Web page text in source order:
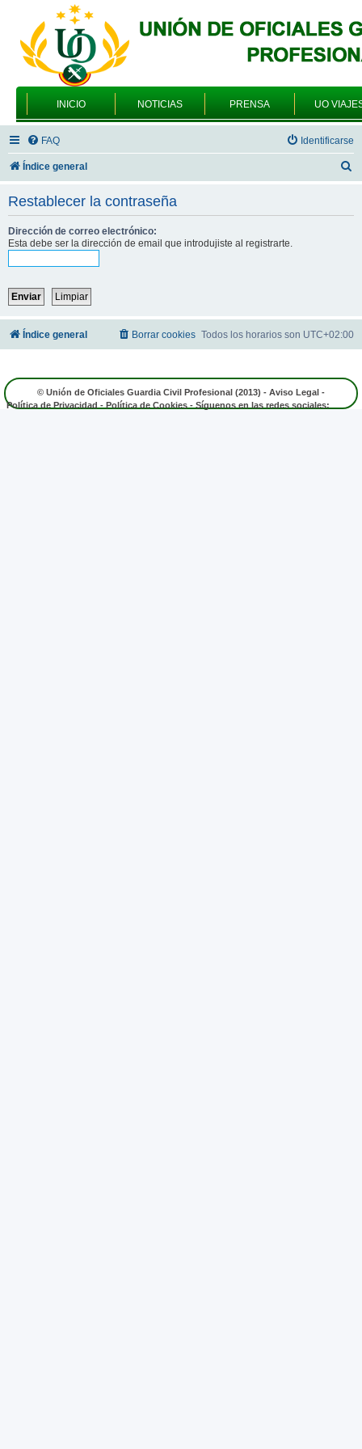
INICIO NOTICIAS PRENSA UO
FAQ Identificarse
Índice general
Restablecer la contraseña
Dirección de correo electrónico:
Esta debe ser la dirección de email que introdujiste al registrarte.
Índice general Todos los horarios son UTC+02:00
Borrar cookies
© Unión de Oficiales Guardia Civil Profesional (2013) - Aviso Legal -
Política de Privacidad - Política de Cookies - Síguenos en las redes sociales: